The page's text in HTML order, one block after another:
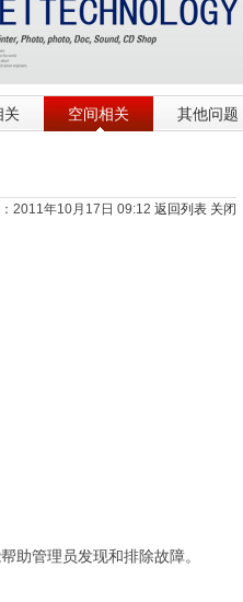
关 空间相关 其他问题
2011年10月17日 09:12 返回列表 关闭
助管理员发现和排除故障。